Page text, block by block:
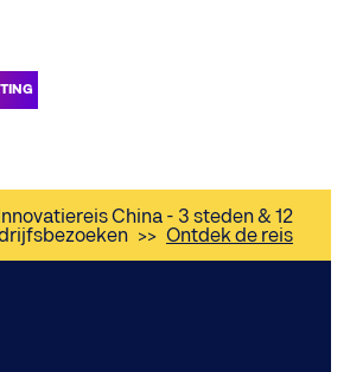
China - 3 steden & 12
>> Ontdek de reis